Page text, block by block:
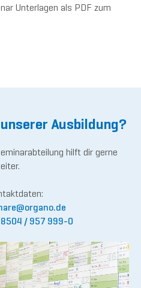
Unterlagen als PDF zum
Ausbildung?
hilft dir gerne
re@organo.de
/ 957 999-0